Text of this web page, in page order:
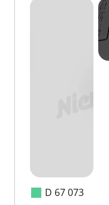
D 67 073